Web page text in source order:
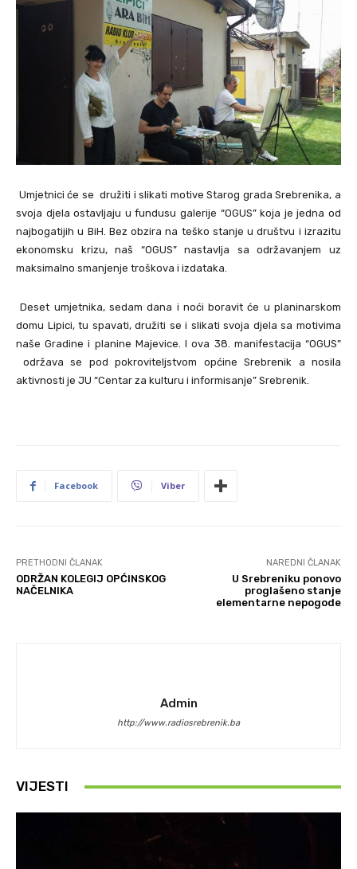
Umjetnici će se družiti i slikati motive Starog grada Srebrenika, a
svoja djela ostavljaju u fundusu galerije “OGUS” koja je jedna od
najbogatijih u BiH. Bez obzira na teško stanje u društvu i izrazitu
ekonomsku krizu, naš “OGUS” nastavlja sa održavanjem uz
maksimalno smanjenje troškova i izdataka.
Deset umjetnika, sedam dana i noći boravit će u planinarskom
domu Lipici, tu spavati, družiti se i slikati svoja djela sa motivima
naše Gradine i planine Majevice. I ova 38. manifestacija “OGUS”
održava se pod pokroviteljstvom općine Srebrenik a nosila
aktivnosti je JU “Centar za kulturu i informisanje” Srebrenik.
Facebook Viber
PRETHODNI ČLANAK
ODRŽAN KOLEGIJ OPĆINSKOG
NAČELNIKA
NAREDNI ČLANAK
U Srebreniku ponovo
proglašeno stanje
elementarne nepogode
Admin
http://www.radiosrebrenik.ba
VIJESTI